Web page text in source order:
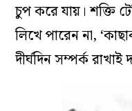
চুপ করে যায়। শক্তি
লিখে পারেন না,
দীর্ঘদিন সম্পর্ক রাখাই